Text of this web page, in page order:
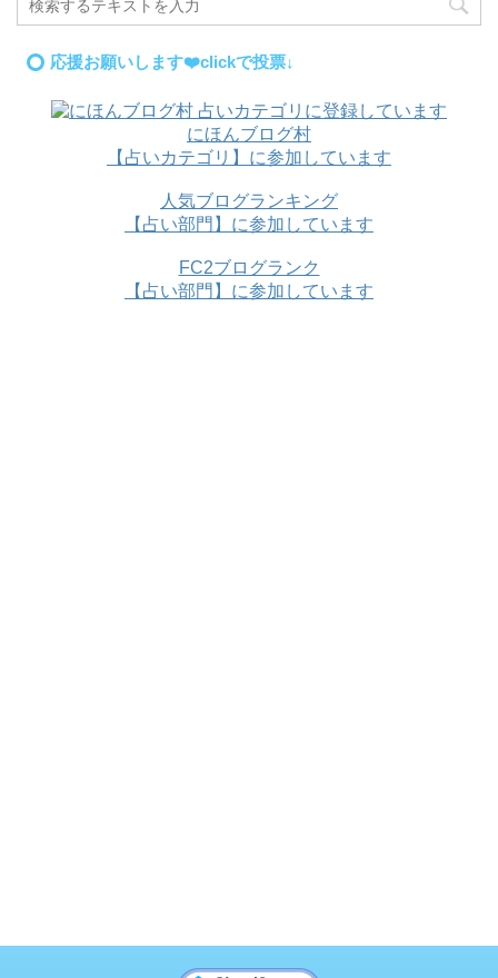
応援お願いします❤️clickで投票↓
にほんブログ村
【占いカテゴリ】に参加しています
人気ブログランキング
【占い部門】に参加しています
FC2ブログランク
【占い部門】に参加しています